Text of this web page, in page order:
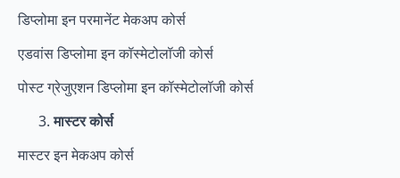
डिप्लोमा इन परमानेंट मेकअप कोर्स
एडवांस डिप्लोमा इन कॉस्मेटोलॉजी कोर्स
पोस्ट ग्रेजुएशन डिप्लोमा इन कॉस्मेटोलॉजी कोर्स
मास्टर कोर्स
मास्टर इन मेकअप कोर्स